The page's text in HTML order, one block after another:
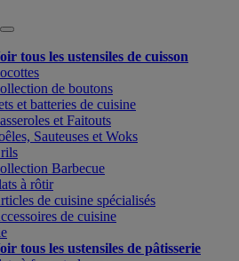
tous les ustensiles de cuisson
de boutons
et batteries de cuisine
et Faitouts
Sauteuses et Woks
Barbecue
à rôtir
de cuisine spécialisés
de cuisine
tous les ustensiles de pâtisserie